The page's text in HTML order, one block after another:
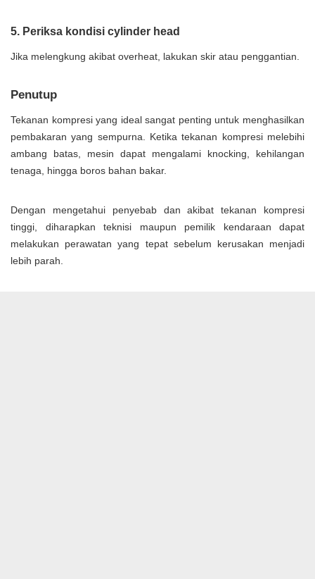
5. Periksa kondisi cylinder head
Jika melengkung akibat overheat, lakukan skir atau penggantian.
Penutup
Tekanan kompresi yang ideal sangat penting untuk menghasilkan
pembakaran yang sempurna. Ketika tekanan kompresi melebihi
ambang batas, mesin dapat mengalami knocking, kehilangan
tenaga, hingga boros bahan bakar.
Dengan mengetahui penyebab dan akibat tekanan kompresi
tinggi, diharapkan teknisi maupun pemilik kendaraan dapat
melakukan perawatan yang tepat sebelum kerusakan menjadi
lebih parah.